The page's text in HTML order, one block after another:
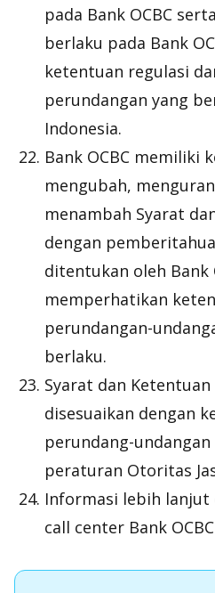
pada Bank OCBC
berlaku pada Bank
ketentuan regulasi
perundangan yang
Indonesia.
Bank OCBC memiliki
mengubah,
menambah Syarat
dengan
ditentukan oleh Bank
memperhatikan
perundangan-
berlaku.
Syarat dan
disesuaikan dengan
perundang-
peraturan Otoritas
Informasi lebih
call center Bank